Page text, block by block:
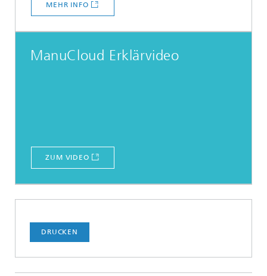
MEHR INFO
ManuCloud Erklärvideo
ZUM VIDEO
DRUCKEN